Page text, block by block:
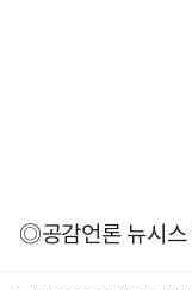
◎공감언론 뉴시스